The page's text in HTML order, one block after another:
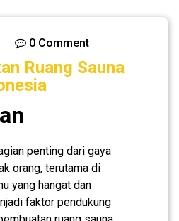
0 Comment
Ruang Sauna
penting dari gaya
orang, terutama di
yang hangat dan
faktor pendukung